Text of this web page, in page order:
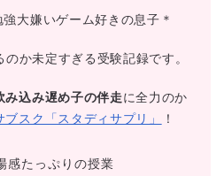
大嫌いゲーム好きの息子＊
か未定すぎる受験記録です。
み込み遅め子の伴走に全力のか
ブスク「スタディサプリ」 ！
感たっぷりの授業